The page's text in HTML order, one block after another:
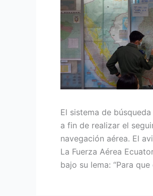
El sistema de
a fin de realizar el
navegación aérea. El
La Fuerza Aérea
bajo su lema: “Para